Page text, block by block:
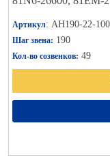
Артикул: АН190-22-
Шаг звена: 190
Кол-во созвенков: 49